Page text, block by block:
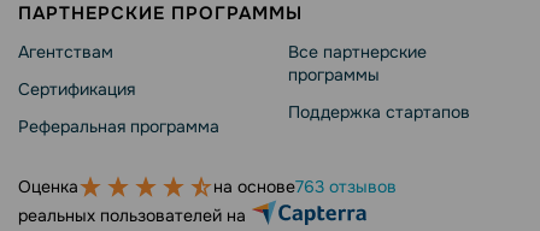
ПАРТНЕРСКИЕ ПРОГРАММЫ
Агентствам
Сертификация
Реферальная программа
Все партнерские
программы
Поддержка стартапов
Оценка на основе763 отзывов
реальных пользователей на